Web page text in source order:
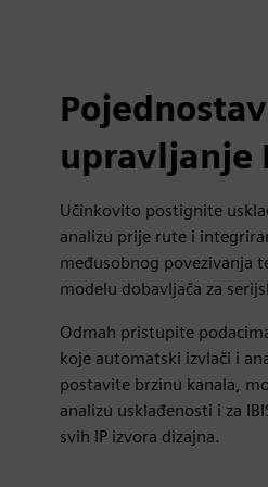
upravljanje
Učinkovito postignite
analizu prije rute i
međusobnog povezivanja
modelu dobavljača za
Odmah pristupite
koje automatski izvlači i
postavite brzinu kanala,
analizu usklađenosti i za
svih IP izvora dizajna.